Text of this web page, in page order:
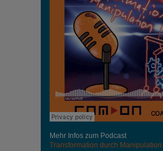
Mehr Infos zum Podcast
Transformation durch Manipulation